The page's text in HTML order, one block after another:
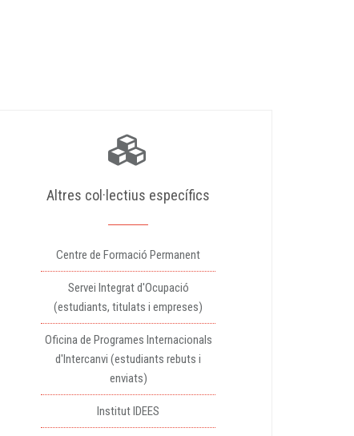
Altres col·lectius específics
Centre de Formació Permanent
Servei Integrat d'Ocupació
(estudiants, titulats i empreses)
Oficina de Programes Internacionals
d'Intercanvi (estudiants rebuts i
enviats)
Institut IDEES